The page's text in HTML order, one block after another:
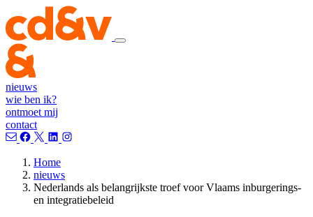
nieuws
wie ben ik?
ontmoet mij
contact
Home
nieuws
Nederlands als belangrijkste troef voor Vlaams inburgerings-
en integratiebeleid